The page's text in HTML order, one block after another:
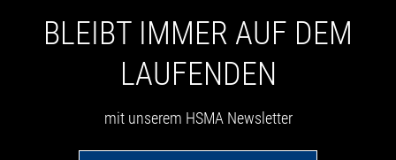
BLEIBT IMMER AUF DEM
LAUFENDEN
mit unserem HSMA Newsletter